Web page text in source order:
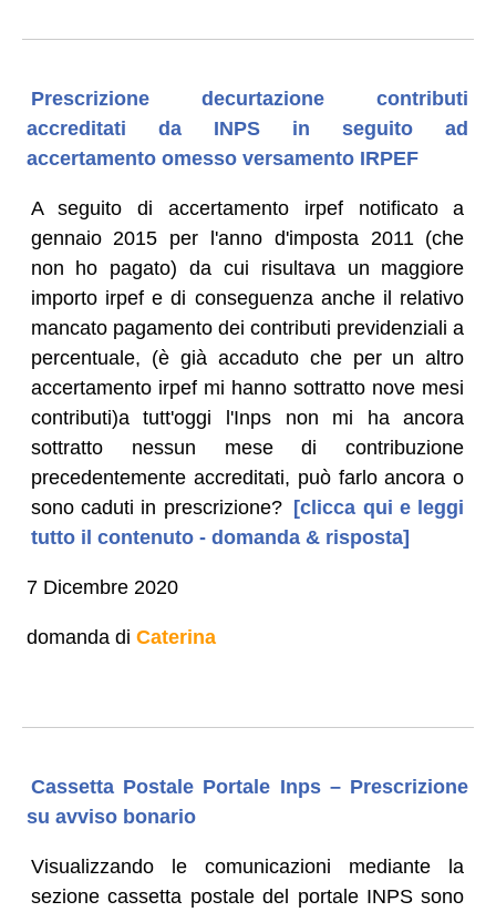
Prescrizione decurtazione contributi
accreditati da INPS in seguito ad
accertamento omesso versamento IRPEF
A seguito di accertamento irpef notificato a
gennaio 2015 per l'anno d'imposta 2011 (che
non ho pagato) da cui risultava un maggiore
importo irpef e di conseguenza anche il relativo
mancato pagamento dei contributi previdenziali a
percentuale, (è già accaduto che per un altro
accertamento irpef mi hanno sottratto nove mesi
contributi)a tutt'oggi l'Inps non mi ha ancora
sottratto nessun mese di contribuzione
precedentemente accreditati, può farlo ancora o
sono caduti in prescrizione? [clicca qui e leggi
tutto il contenuto - domanda & risposta]
7 Dicembre 2020
domanda di Caterina
Cassetta Postale Portale Inps – Prescrizione
su avviso bonario
Visualizzando le comunicazioni mediante la
sezione cassetta postale del portale INPS sono